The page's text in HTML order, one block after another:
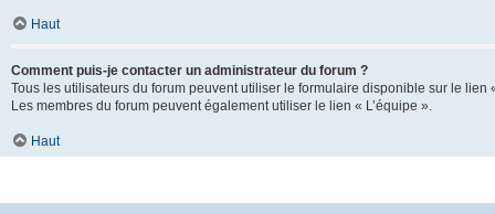
Haut
Comment puis-je contacter un administrateur du forum ?
Tous les utilisateurs du forum peuvent utiliser le formulaire disponible sur le
Les membres du forum peuvent également utiliser le lien « L’équipe ».
Haut